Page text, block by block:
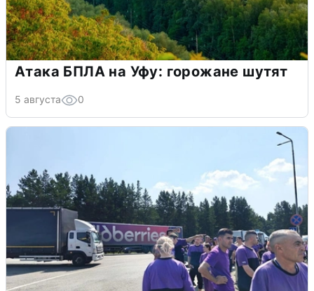
Атака БПЛА на Уфу: горожане шутят
5 августа 0